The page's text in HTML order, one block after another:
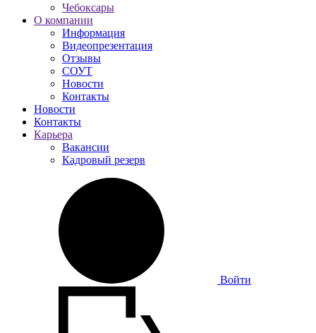
Чебоксары
О компании
Информация
Видеопрезентация
Отзывы
СОУТ
Новости
Контакты
Новости
Контакты
Карьера
Вакансии
Кадровый резерв
Войти